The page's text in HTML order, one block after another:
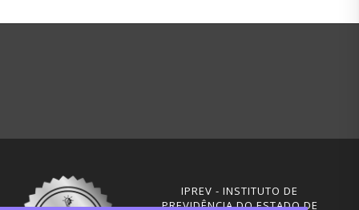
IPREV - INSTITUTO DE
PREVIDÊNCIA DO ESTADO DE